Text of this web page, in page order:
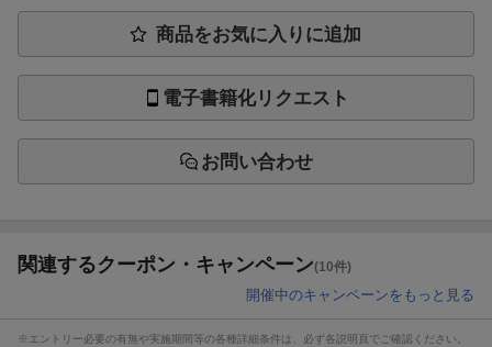
商品をお気に入りに追加
電子書籍化リクエスト
お問い合わせ
関連するクーポン・キャンペーン(10件)
開催中のキャンペーンをもっと見る
※エントリー必要の有無や実施期間等の各種詳細条件は、必ず各説明頁でご確認ください。